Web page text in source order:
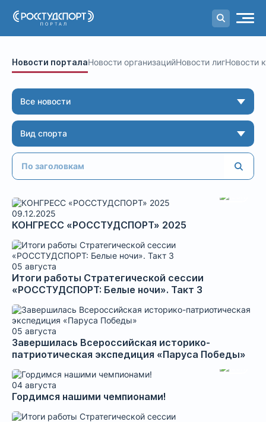
Порталстуденческого спорта
Новости порталаНовости организацийНовости лигНовости
Все новости
Вид спорта
09.12.2025
КОНГРЕСС «РОССТУДСПОРТ» 2025
05 августа
Итоги работы Стратегической сессии
«РОССТУДСПОРТ: Белые ночи». Такт 3
05 августа
Завершилась Всероссийская историко-
патриотическая экспедиция «Паруса Победы»
04 августа
Гордимся нашими чемпионами!